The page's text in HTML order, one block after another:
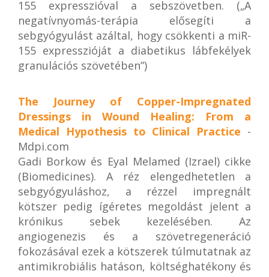
155 expresszióval a sebszövetben. („A
negatívnyomás-terápia elősegíti a
sebgyógyulást azáltal, hogy csökkenti a miR-
155 expresszióját a diabetikus lábfekélyek
granulációs szövetében”)
The Journey of Copper-Impregnated
Dressings in Wound Healing: From a
Medical Hypothesis to Clinical Practice -
Mdpi.com
Gadi Borkow és Eyal Melamed (Izrael) cikke
(Biomedicines). A réz elengedhetetlen a
sebgyógyuláshoz, a rézzel impregnált
kötszer pedig ígéretes megoldást jelent a
krónikus sebek kezelésében. Az
angiogenezis és a szövetregeneráció
fokozásával ezek a kötszerek túlmutatnak az
antimikrobiális hatáson, költséghatékony és